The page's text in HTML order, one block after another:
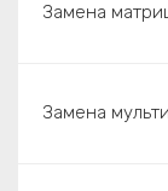
Замена
Замена